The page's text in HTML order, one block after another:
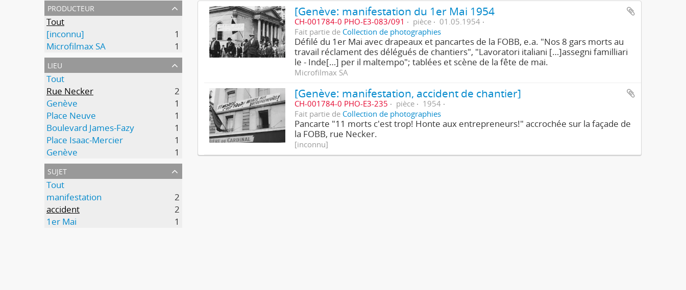
producteur
Tout
[inconnu]
1
Microfilmax SA
1
lieu
Tout
Rue Necker
2
Genève
1
Place Neuve
1
Boulevard James-Fazy
1
Place Isaac-Mercier
1
Genève
1
sujet
Tout
manifestation
2
accident
2
1er Mai
1
[Genève: manifestation du 1er Mai 1954
CH-001784-0 PHO-E3-083/091 pièce
01.05.1954
Fait partie de Collection de photographies
Défilé du 1er Mai avec drapeaux et pancartes de la FOBB, e.a. "Nos 8 gars morts au
travail réclament des délégués de chantiers", "Lavoratori italiani […]assegni familliari
le - Inde[…] per il maltempo"; tablées et scène de la fête de mai.
Microfilmax SA
[Genève: manifestation, accident de chantier]
CH-001784-0 PHO-E3-235 pièce
1954
Fait partie de Collection de photographies
Pancarte "11 morts c'est trop! Honte aux entrepreneurs!" accrochée sur la façade de
la FOBB, rue Necker.
[inconnu]